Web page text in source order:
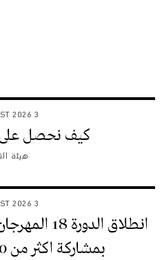
3 AUGUST 2026
كيف نحصل على
هيئة
3 AUGUST 2026
انطلاق
بمشاركة اكثر من 300 طفلة وطفل